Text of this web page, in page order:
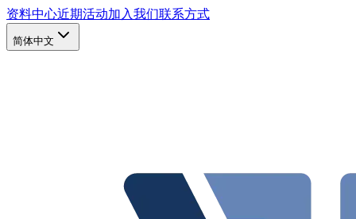
资料中心近期活动加入我们联系方式
简体中文